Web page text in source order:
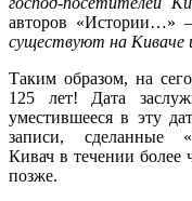
авторов «Истории…»
существуют на Киваче
Таким образом, на
125 лет! Дата
уместившееся в эту
записи, сделанные
Кивач в течении более
позже.